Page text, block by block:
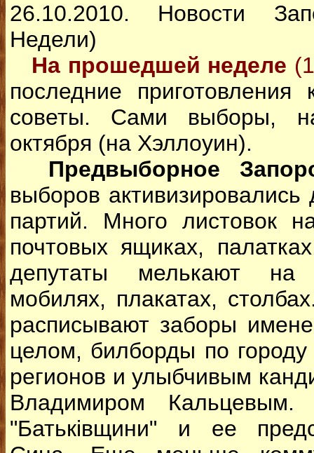
26.10.2010. Новости
Недели)
На прошедшей неделе
последние
советы. Сами выборы,
октября (на Хэллоуин).
Предвыборное
выборов
партий. Много листовок
почтовых ящиках,
депутаты мелькают на
мобилях, плакатах,
расписывают заборы
целом, билборды по
регионов и улыбчивым
Владимиром Кальцевым.
"Батьківщини" и ее